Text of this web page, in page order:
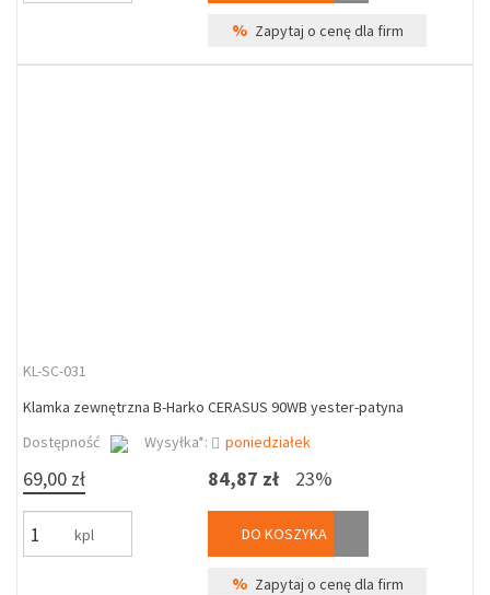
% Zapytaj o cenę dla firm
KL-SC-031
Klamka zewnętrzna B-Harko CERASUS 90WB yester-patyna
Dostępność
Wysyłka*: poniedziałek
69,00 zł
kpl
84,87 zł 23%
DO KOSZYKA
% Zapytaj o cenę dla firm